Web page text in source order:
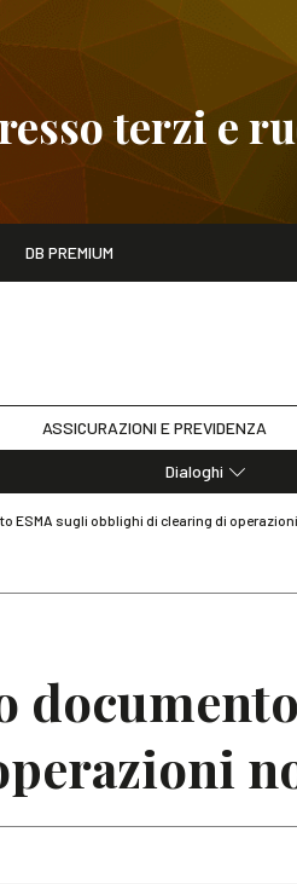
terzi e
29 settembre
DB PREMIUM
nel sito
ASSICURAZIONI E PREVIDENZA
Dialoghi
ESMA sugli obblighi di clearing di